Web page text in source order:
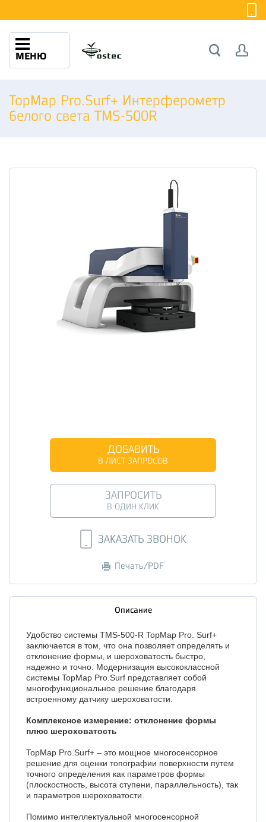
МЕНЮ
TopMap Pro.Surf+ Интерферометр
белого света TMS-500R
ДОБАВИТЬ
В ЛИСТ ЗАПРОСОВ
ЗАПРОСИТЬ
В ОДИН КЛИК
ЗАКАЗАТЬ ЗВОНОК
Печать/PDF
Описание
Удобство системы TMS-500-R TopMap Pro. Surf+
заключается в том, что она позволяет определять и
отклонение формы, и шероховатость быстро,
надежно и точно. Модернизация высококлассной
системы TopMap Pro.Surf представляет собой
многофункциональное решение благодаря
встроенному датчику шероховатости.
Комплексное измерение: отклонение формы
плюс шероховатость
TopMap Pro.Surf+ – это мощное многосенсорное
решение для оценки топографии поверхности путем
точного определения как параметров формы
(плоскостность, высота ступени, параллельность), так
и параметров шероховатости.
Помимо интеллектуальной многосенсорной